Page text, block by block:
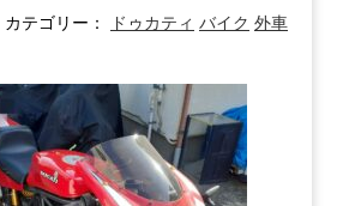
カテゴリー： ドゥカティ バイク 外車